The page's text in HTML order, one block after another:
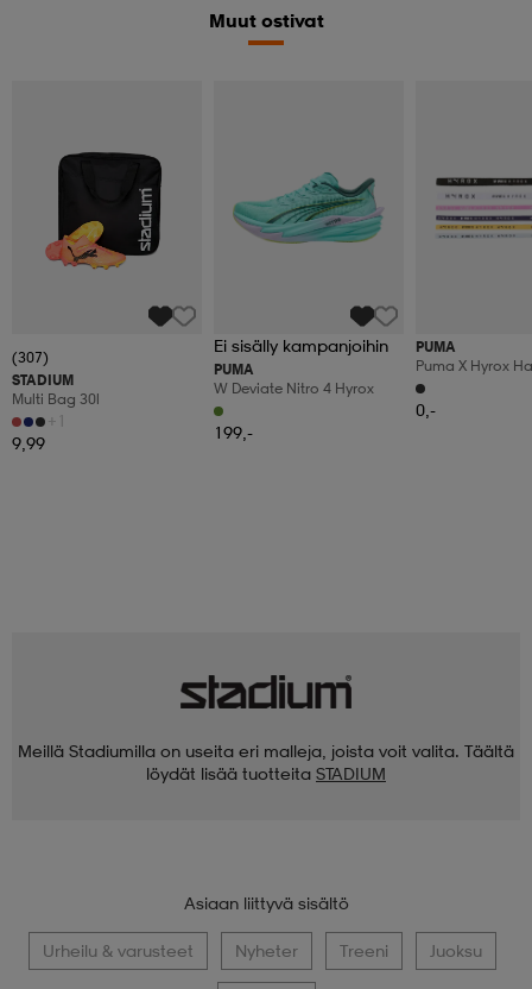
Muut ostivat
(307)
STADIUM
Multi Bag 30l
+1
9,99
Ei sisälly kampanjoihin
PUMA
W Deviate Nitro 4 Hyrox
199,-
PUMA
Puma X Hyrox
6pcs
0,-
Meillä Stadiumilla on useita eri malleja, joista voit valita. Täältä
löydät lisää tuotteita STADIUM
Asiaan liittyvä sisältö
Urheilu & varusteet Nyheter Treeni Juoksu